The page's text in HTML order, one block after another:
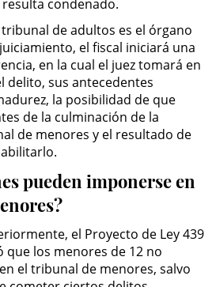
de una Orden de
a Public Official
a Deadly Weapon
A Peace Officer
with Serious Bodily Injury
condenado.
de adultos es el órgano
el fiscal iniciará una
en la cual el juez tomará en
delito, sus antecedentes
la posibilidad de que
de la culminación de la
de menores y el resultado de
pueden imponerse en
el Proyecto de Ley 439
que los menores de 12 no
el tribunal de menores, salvo